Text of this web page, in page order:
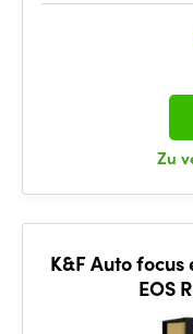
Zu
K&F Auto
EOS